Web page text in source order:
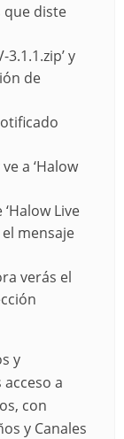
que diste
y
de
a ‘Halow
‘Halow Live
mensaje
verás el
y
a
con
y Canales